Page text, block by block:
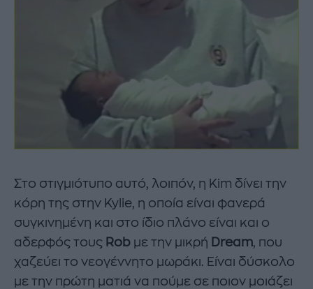
Στο στιγμιότυπο αυτό, λοιπόν, η Kim δίνει την
κόρη της στην Kylie, η οποία είναι φανερά
συγκινημένη και στο ίδιο πλάνο είναι και ο
αδερφός τους Rob με την μικρή Dream, που
χαζεύει το νεογέννητο μωράκι. Είναι δύσκολο
με την πρώτη ματιά να πούμε σε ποιον μοιάζει